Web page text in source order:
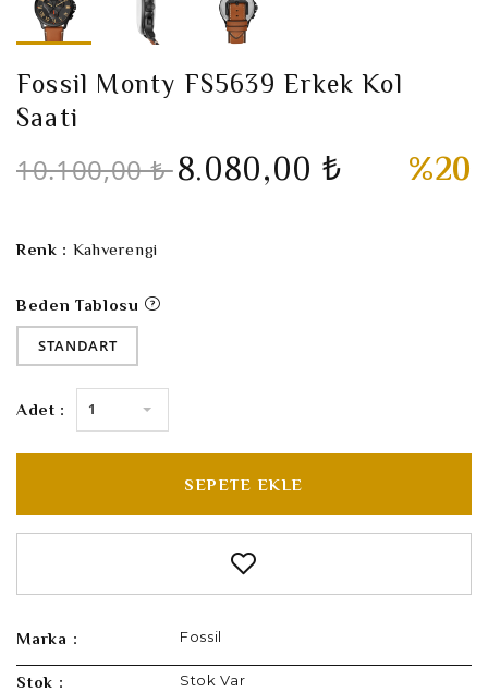
Fossil Monty FS5639 Erkek Kol
Saati
10.100,00 ₺8.080,00 ₺ %20
Renk : Kahverengi
Beden Tablosu
STANDART
Adet : 1
SEPETE EKLE
Marka : Fossil
Stok : Stok Var